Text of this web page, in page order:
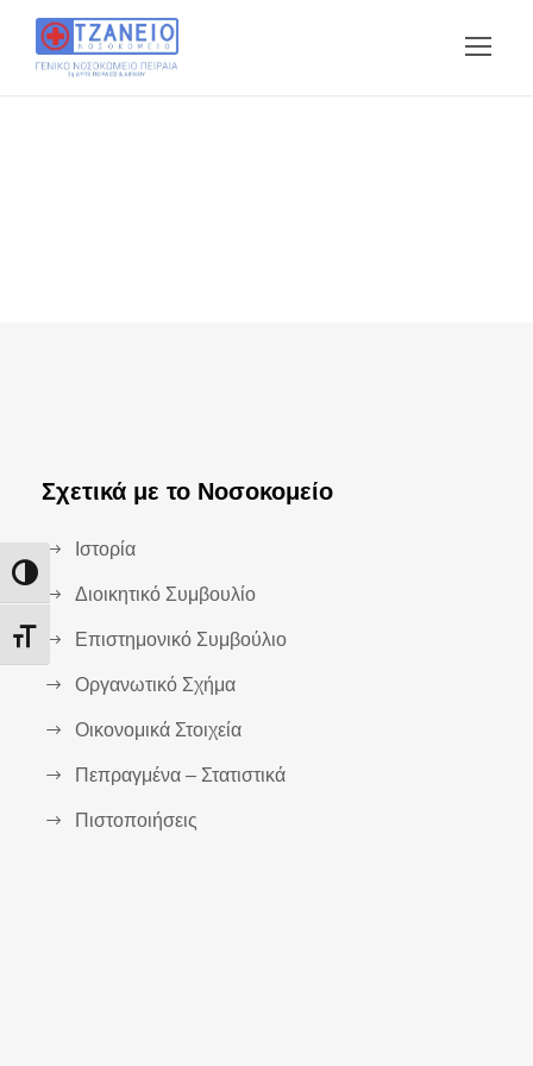
Εναλλαγή Υψηλής Αντίθεσης
Εναλλαγή Μεγέθους Γραμμάτων
Σχετικά με το Νοσοκομείο
Ιστορία
Διοικητικό Συμβουλίο
Επιστημονικό Συμβούλιο
Οργανωτικό Σχήμα
Οικονομικά Στοιχεία
Πεπραγμένα – Στατιστικά
Πιστοποιήσεις